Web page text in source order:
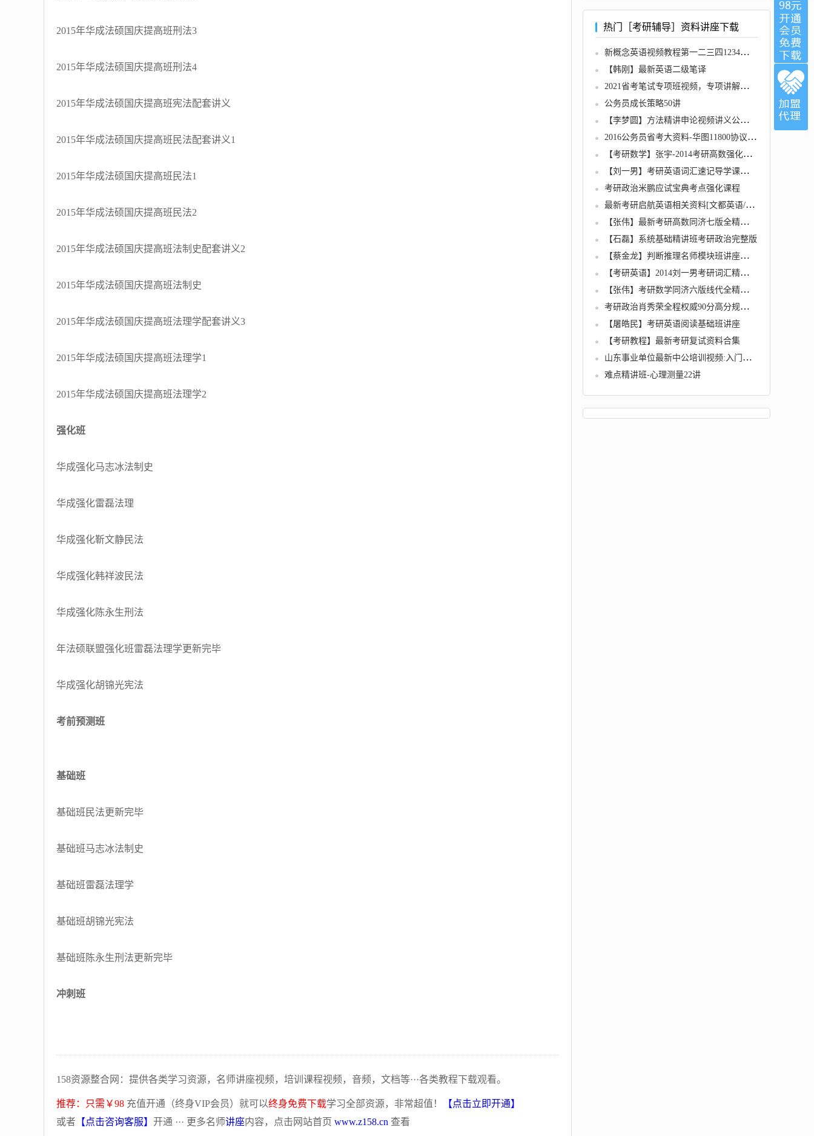
2015年华成法硕国庆提高班刑法3
2015年华成法硕国庆提高班刑法4
2015年华成法硕国庆提高班宪法配套讲义
2015年华成法硕国庆提高班民法配套讲义1
2015年华成法硕国庆提高班民法1
2015年华成法硕国庆提高班民法2
2015年华成法硕国庆提高班法制史配套讲义2
2015年华成法硕国庆提高班法制史
2015年华成法硕国庆提高班法理学配套讲义3
2015年华成法硕国庆提高班法理学1
2015年华成法硕国庆提高班法理学2
强化班
华成强化马志冰法制史
华成强化雷磊法理
华成强化靳文静民法
华成强化韩祥波民法
华成强化陈永生刑法
年法硕联盟强化班雷磊法理学更新完毕
华成强化胡锦光宪法
考前预测班
基础班
基础班民法更新完毕
基础班马志冰法制史
基础班雷磊法理学
基础班胡锦光宪法
基础班陈永生刑法更新完毕
冲刺班
158资源整合网：提供各类学习资源，名师讲座视频，培训课程视频，音频，文档等···各类教程下载观看。
推荐：只需￥98 充值开通（终身VIP会员）就可以终身免费下载学习全部资源，非常超值！
【点击立即开通】
或者 【点击咨询客服】 开通 ··· 更多名师讲座内容，点击网站首页 www.z158.cn 查看
热门［考研辅导］资料讲座下载
新概念英语视频教程第一二三四1234册全套教学资料教材送MP3音频
【韩刚】最新英语二级笔译
2021省考笔试专项班视频，专项讲解，逐点击破
公务员成长策略50讲
【李梦圆】方法精讲申论视频讲义公务员考试全
2016公务员省考大资料-华图11800协议班+红领模块板+高分技巧班+考点精讲班+砖题库
【考研数学】张宇-2014考研高数强化班23讲
【刘一男】考研英语词汇速记导学课全6集
考研政治米鹏应试宝典考点强化课程
最新考研启航英语相关资料[文都英语/夏徛荣词汇/大大方法踢爆单词/必考语法/最强词汇等视频
【张伟】最新考研高数同济七版全精讲（推荐课程）
【石磊】系统基础精讲班考研政治完整版
【蔡金龙】判断推理名师模块班讲座（最新版）
【考研英语】2014刘一男考研词汇精讲班讲义
【张伟】考研数学同济六版线代全精讲（推荐课程）
考研政治肖秀荣全程权威90分高分规划最新导学课
【屠皓民】考研英语阅读基础班讲座
【考研教程】最新考研复试资料合集
山东事业单位最新中公培训视频:入门班、题海班和精讲班全套
难点精讲班-心理测量22讲